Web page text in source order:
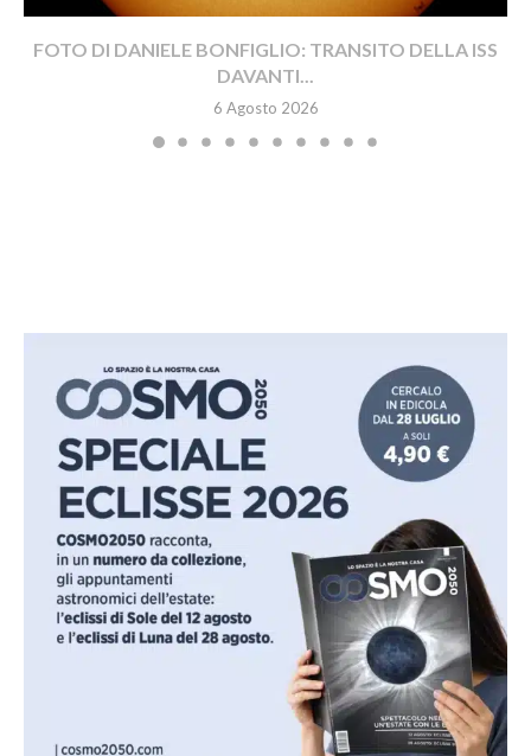
FOTO DI DANIELE BONFIGLIO: TRANSITO DELLA ISS
DAVANTI...
6 Agosto 2026